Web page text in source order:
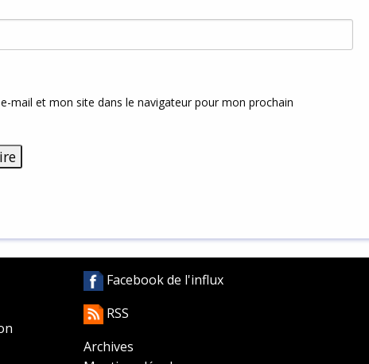
mail et mon site dans le navigateur pour mon prochain
Facebook de l'influx
RSS
Archives